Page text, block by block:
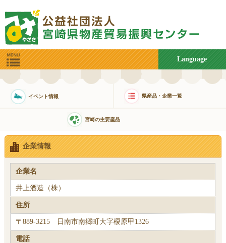
Language
イベント情報 県産品・企業一覧
宮崎の主要産品
企業情報
企業名
井上酒造（株）
住所
〒889-3215 日南市南郷町大字榎原甲1326
電話